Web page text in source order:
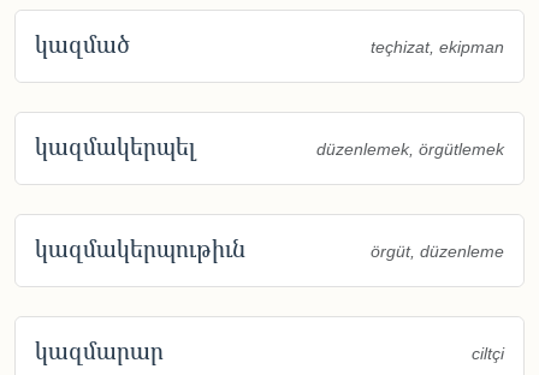
կազմած teçhizat, ekipman
կազմակերպել düzenlemek, örgütlemek
կազմակերպութիւն örgüt, düzenleme
կազմարար ciltçi